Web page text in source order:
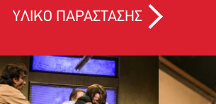
ΥΛΙΚΟ ΠΑΡΑΣΤΑΣΗΣ